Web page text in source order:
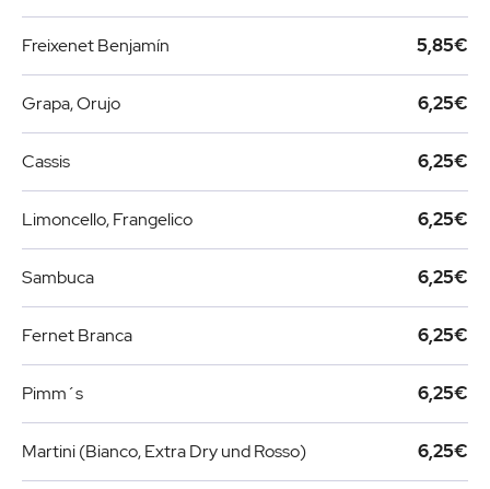
Freixenet Benjamín 5,85€
Grapa, Orujo 6,25€
Cassis 6,25€
Limoncello, Frangelico 6,25€
Sambuca 6,25€
Fernet Branca 6,25€
Pimm´s 6,25€
Martini (Bianco, Extra Dry und Rosso) 6,25€